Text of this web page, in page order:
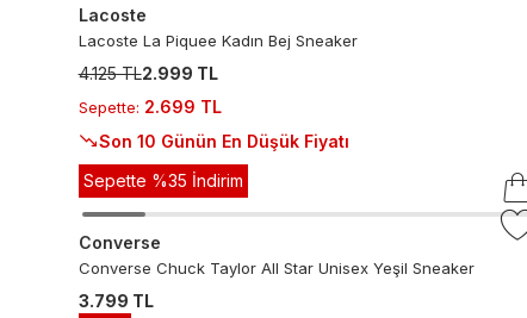
Lacoste
Lacoste La Piquee Kadın Bej Sneaker
4.125 TL2.999 TL
Sepette: 2.699 TL
Son 10 Günün En Düşük Fiyatı
Sepette %35 İndirim
Converse
Converse Chuck Taylor All Star Unisex Yeşil Sneaker
3.799 TL